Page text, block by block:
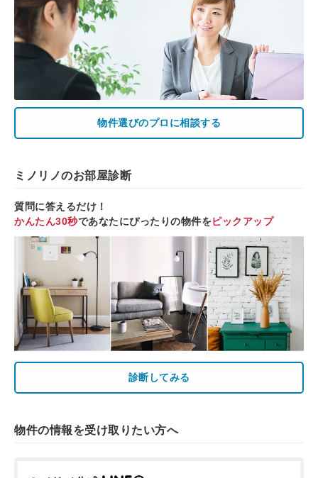
物件選びのプロに相談する
ミノリノのお部屋診断
質問に答えるだけ！
かんたん30秒であなたにぴったりの物件をピックアップ
診断してみる
物件の情報を受け取りたい方へ